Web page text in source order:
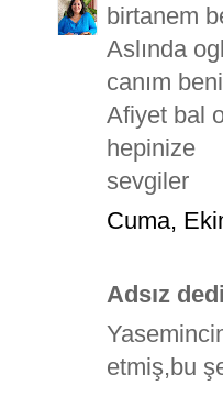
birtanem
Aslında
canım
Afiyet bal
hepinize
sevgiler
Cuma,
Adsız
etmiş,bu